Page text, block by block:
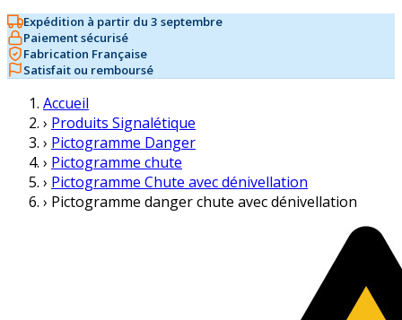
Expédition à partir du 3 septembre
Paiement sécurisé
Fabrication Française
Satisfait ou remboursé
Accueil
› Produits Signalétique
› Pictogramme Danger
› Pictogramme chute
› Pictogramme Chute avec dénivellation
› Pictogramme danger chute avec dénivellation